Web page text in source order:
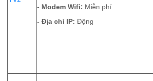
- Modem Wifi: Miễn phí
- Địa chỉ IP: Động